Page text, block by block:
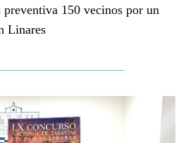
preventiva 150 vecinos por un
Linares